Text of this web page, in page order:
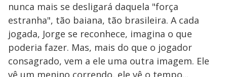
nunca mais se desligará daquela "força
estranha", tão baiana, tão brasileira. A cada
jogada, Jorge se reconhece, imagina o que
poderia fazer. Mas, mais do que o jogador
consagrado, vem a ele uma outra imagem. Ele